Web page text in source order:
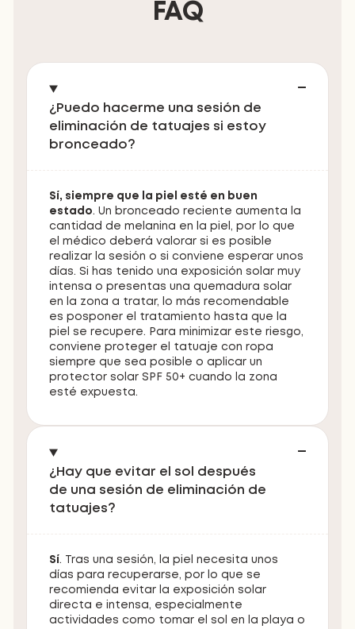
FAQ
¿Puedo hacerme una sesión de
eliminación de tatuajes si estoy
bronceado?
Sí, siempre que la piel esté en buen
estado. Un bronceado reciente aumenta la
cantidad de melanina en la piel, por lo que
el médico deberá valorar si es posible
realizar la sesión o si conviene esperar unos
días. Si has tenido una exposición solar muy
intensa o presentas una quemadura solar
en la zona a tratar, lo más recomendable
es posponer el tratamiento hasta que la
piel se recupere. Para minimizar este riesgo,
conviene proteger el tatuaje con ropa
siempre que sea posible o aplicar un
protector solar SPF 50+ cuando la zona
esté expuesta.
¿Hay que evitar el sol después
de una sesión de eliminación de
tatuajes?
Sí. Tras una sesión, la piel necesita unos
días para recuperarse, por lo que se
recomienda evitar la exposición solar
directa e intensa, especialmente
actividades como tomar el sol en la playa o